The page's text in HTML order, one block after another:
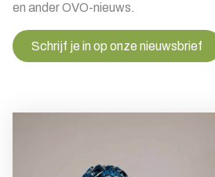
en ander OVO-nieuws.
Schrijf je in op onze nieuwsbrief